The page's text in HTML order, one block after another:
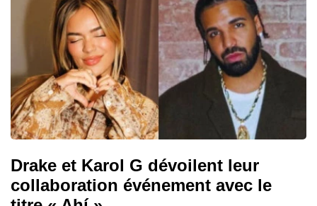
Drake et Karol G dévoilent leur
collaboration événement avec le